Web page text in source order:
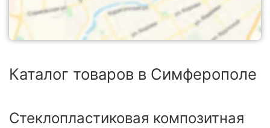
Каталог товаров в Симферополе
Стеклопластиковая композитная